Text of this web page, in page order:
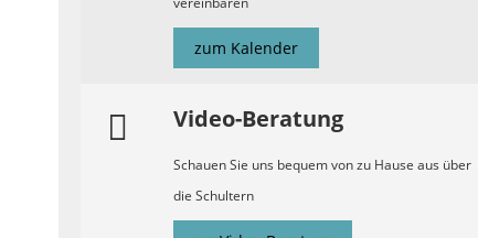
zum Kalender
Video-Beratung
Schauen Sie uns bequem von zu Hause aus über
die Schultern